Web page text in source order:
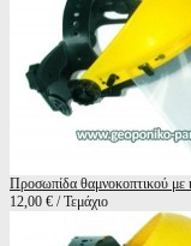
Προσωπίδα θαμνοκοπτικού με
12,00 € / Τεμάχιο